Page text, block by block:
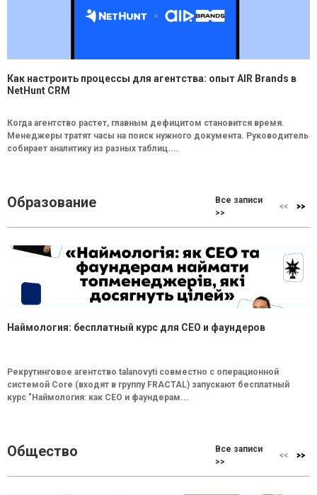
Как настроить процессы для агентства: опыт AIR Brands в
NetHunt CRM
Когда агентство растет, главным дефицитом становится время.
Менеджеры тратят часы на поиск нужного документа. Руководитель
собирает аналитику из разных таблиц....
Образование
Все записи
>>
Наймология: бесплатный курс для CEO и фаундеров
Рекрутинговое агентство talanovyti совместно с операционной
системой Core (входят в группу FRACTAL) запускают бесплатный
курс "Наймология: как СEO и фаундерам...
Общество
Все записи
>>